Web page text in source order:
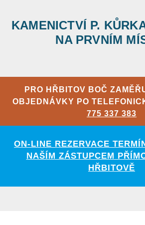
KAMENICTVÍ P.
NA PRVNÍM
PRO HŘBITOV BOČ
OBJEDNÁVKY PO
775 337 383
ON-LINE REZERVACE
NAŠÍM ZÁSTUPCEM
HŘBITOVĚ